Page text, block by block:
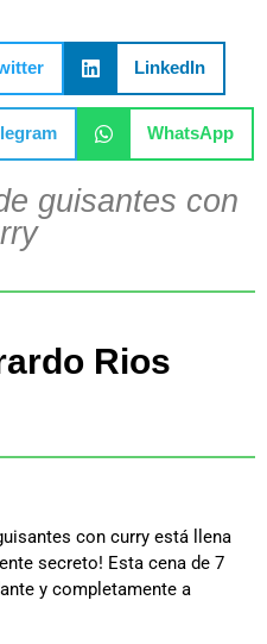
LinkedIn
WhatsApp
guisantes con
Rios
con curry está llena
secreto! Esta cena de 7
y completamente a